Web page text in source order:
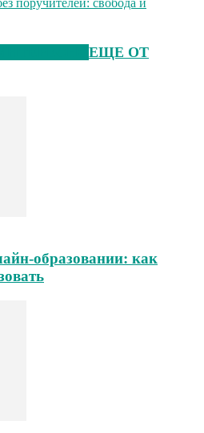
ЕЩЕ ОТ
образовании: как